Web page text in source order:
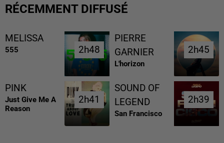
RÉCEMMENT DIFFUSÉ
MELISSA
555 2h48
2h48
PIERRE
GARNIER
L'horizon
2h45
2h45
PINK
Just Give Me A
Reason
2h41
2h41
SOUND OF
LEGEND
San Francisco
2h39
2h39